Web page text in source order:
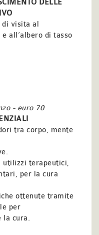
DELLE
visita al
all’albero di tasso
- euro 70
tra corpo, mente
utilizzi terapeutici,
per la cura
ottenute tramite
per
la cura.